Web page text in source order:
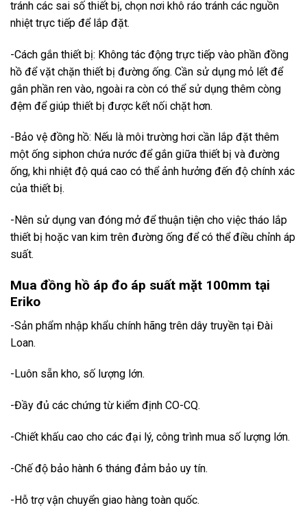
tránh các sai số thiết bị, chọn nơi khô ráo tránh các nguồn
nhiệt trực tiếp để lắp đặt.
-Cách gắn thiết bị: Không tác động trực tiếp vào phần đồng
hồ để vặt chặn thiết bị đường ống. Cần sử dụng mỏ lết để
gắn phần ren vào, ngoài ra còn có thể sử dụng thêm còng
đệm để giúp thiết bị được kết nối chặt hơn.
-Bảo vệ đồng hồ: Nếu là môi trường hơi cần lắp đặt thêm
một ống siphon chứa nước để gắn giữa thiết bị và đường
ống, khi nhiệt độ quá cao có thể ảnh hưởng đến độ chính xác
của thiết bị.
-Nên sử dụng van đóng mở để thuận tiện cho việc tháo lắp
thiết bị hoặc van kim trên đường ống để có thể điều chỉnh áp
suất.
Mua đồng hồ áp đo áp suất mặt 100mm tại
Eriko
-Sản phẩm nhập khẩu chính hãng trên dây truyền tại Đài
Loan.
-Luôn sẵn kho, số lượng lớn.
-Đầy đủ các chứng từ kiểm định CO-CQ.
-Chiết khấu cao cho các đại lý, công trình mua số lượng lớn.
-Chế độ bảo hành 6 tháng đảm bảo uy tín.
-Hỗ trợ vận chuyển giao hàng toàn quốc.